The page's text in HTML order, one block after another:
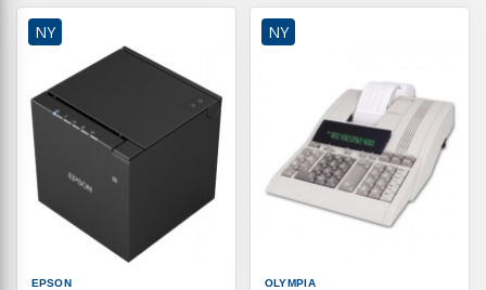
NY
EPSON
NY
OLYMPIA